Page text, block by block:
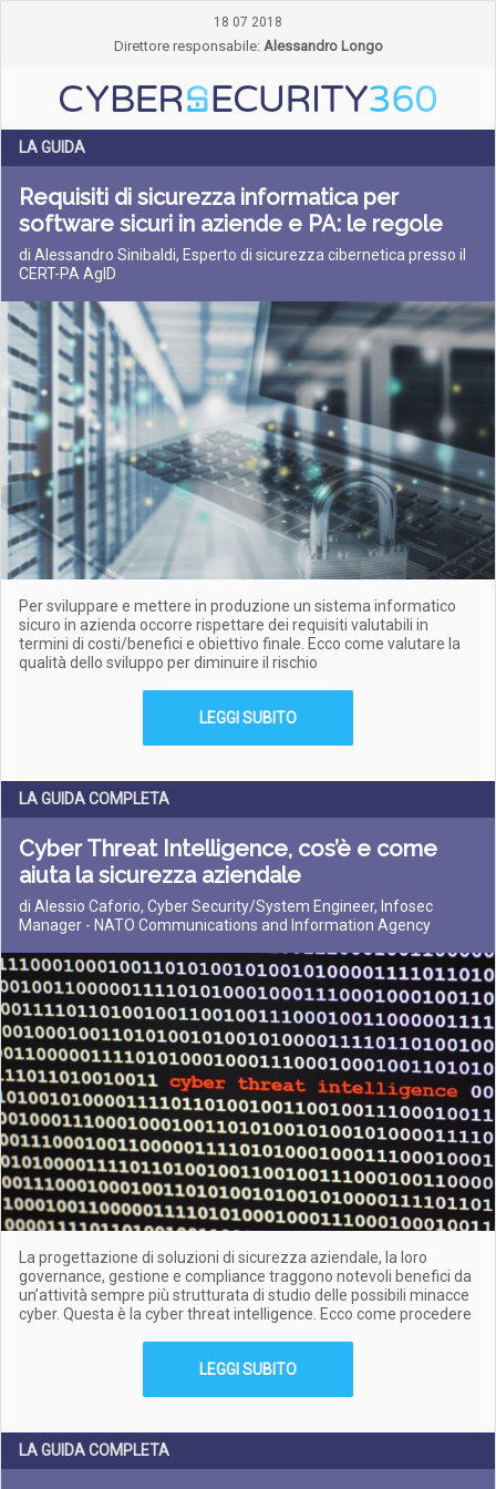
18 07 2018
Direttore responsabile: Alessandro Longo
LA GUIDA
Requisiti di sicurezza informatica per
software sicuri in aziende e PA: le regole
di Alessandro Sinibaldi, Esperto di sicurezza cibernetica presso il
CERT-PA AgID
Per sviluppare e mettere in produzione un sistema informatico
sicuro in azienda occorre rispettare dei requisiti valutabili in
termini di costi/benefici e obiettivo finale. Ecco come valutare la
qualità dello sviluppo per diminuire il rischio
LEGGI SUBITO
LA GUIDA COMPLETA
Cyber Threat Intelligence, cos’è e come
aiuta la sicurezza aziendale
di Alessio Caforio, Cyber Security/System Engineer, Infosec
Manager - NATO Communications and Information Agency
La progettazione di soluzioni di sicurezza aziendale, la loro
governance, gestione e compliance traggono notevoli benefici da
un’attività sempre più strutturata di studio delle possibili minacce
cyber. Questa è la cyber threat intelligence. Ecco come procedere
LEGGI SUBITO
LA GUIDA COMPLETA